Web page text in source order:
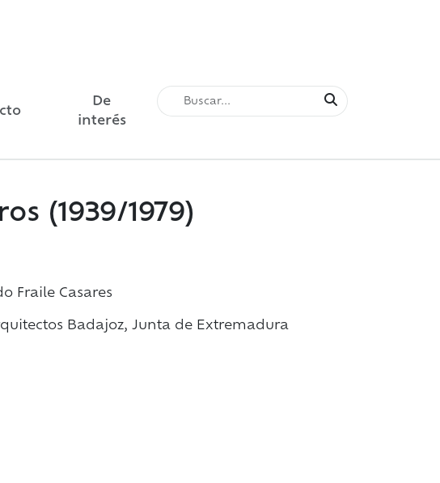
De
interés
(1939/1979)
Fraile Casares
Badajoz, Junta de Extremadura